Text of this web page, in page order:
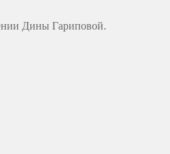
Дины Гариповой.